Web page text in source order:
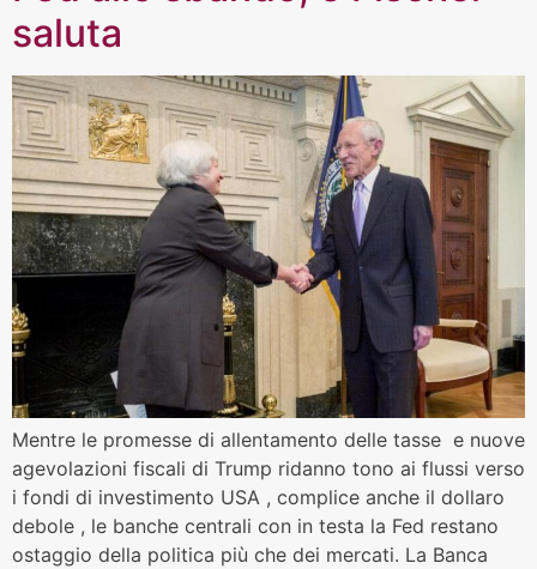
saluta
Mentre le promesse di allentamento delle tasse e nuove
agevolazioni fiscali di Trump ridanno tono ai flussi verso
i fondi di investimento USA , complice anche il dollaro
debole , le banche centrali con in testa la Fed restano
ostaggio della politica più che dei mercati. La Banca